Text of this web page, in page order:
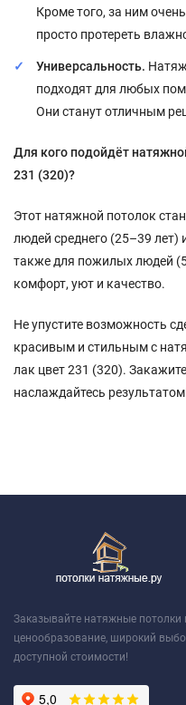
Кроме того, за ним
просто протереть
Универсальность.
подходят для любых
Они станут отличным
Для кого подойдёт
231 (320)?
Этот натяжной потолок
людей среднего (25–39 лет)
также для пожилых людей
комфорт, уют и качество.
Не упустите возможность
красивым и стильным с
лак цвет 231 (320).
наслаждайтесь
Заказывайте натяжные потолки
ценообразование, широкий
доступной стоимости!